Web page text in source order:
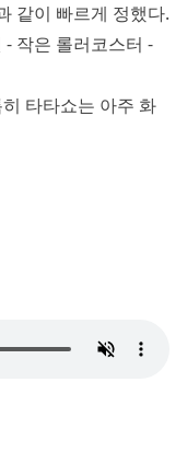
같이 빠르게 정했다.
작은 롤러코스터 -
타타쇼는 아주 화